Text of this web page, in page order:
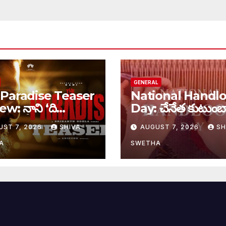
Teaser
నాని ‘ది
టీజర్ రివ్యూ…
7, 2026 SHIVA
GENERAL
National
Day: చేనేత
భారీ ఊరట..
AUGUST 7, 2026
SWETHA